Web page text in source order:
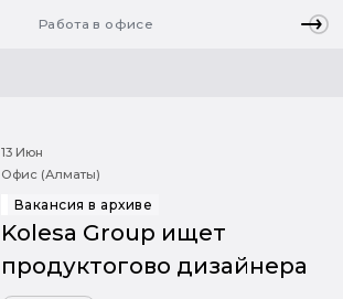
Работа в офисе
13 Июн
Офис (Алматы)
Вакансия в архиве
Kolesa Group ищет
продуктогово дизайнера